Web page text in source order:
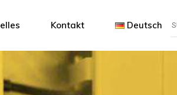
Kontakt Deutschfür:
Designer 3D